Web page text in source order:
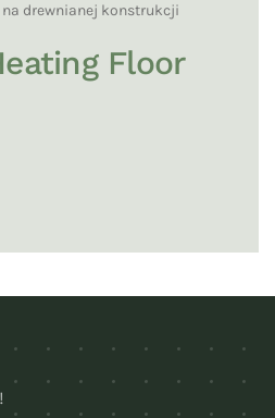
na drewnianej konstrukcji
Floor